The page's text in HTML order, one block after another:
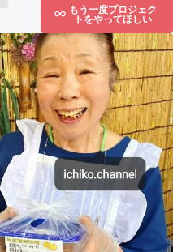
もう一度プロジェク
トをやってほしい